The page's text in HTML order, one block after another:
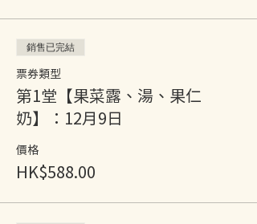
銷售已完結
票券類型
第1堂【果菜露、湯、果仁
奶】：12月9日
價格
HK$588.00